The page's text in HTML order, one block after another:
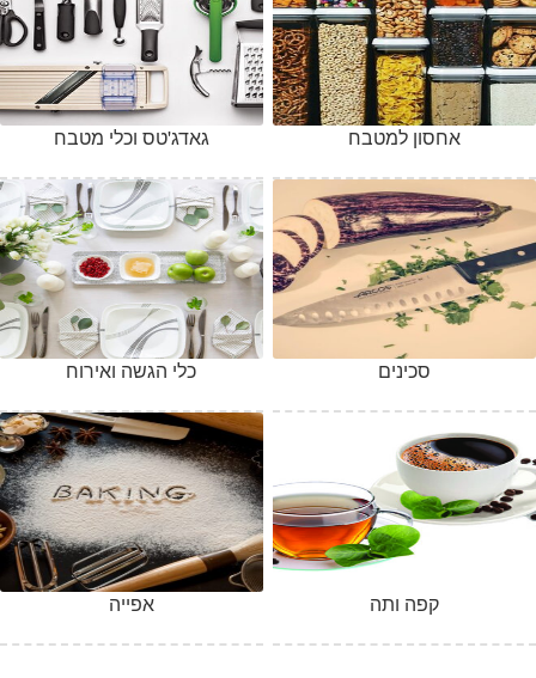
גאדג'טס וכלי מטבח אחסון למטבח
כלי הגשה ואירוח סכינים
אפייה קפה ותה